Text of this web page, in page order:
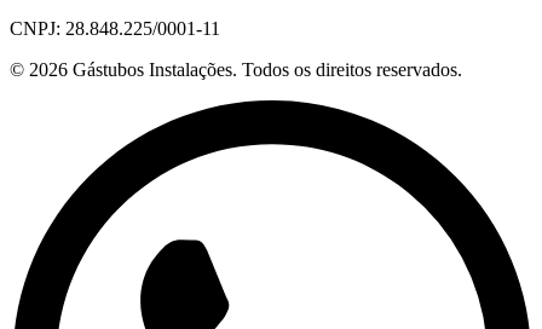
CNPJ: 28.848.225/0001-11
© 2026 Gástubos Instalações. Todos os direitos reservados.